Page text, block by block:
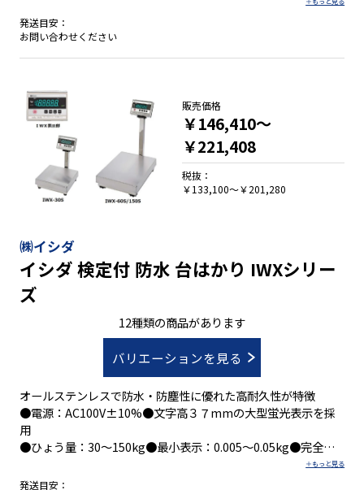
●外形寸法：W350×D460×H425㎜ 、W380×D640×H630㎜
●積載面寸法：W350×D350㎜、W380×D530㎜●取引証明用
発送目安：
お問い合わせください
㈱イシダ
イシダ 検定付 防水 台はかり IWXシリー
ズ
12種類の商品があります
バリエーションを見る
オールステンレスで防水・防塵性に優れた高耐久性が特徴
●電源：AC100V±10%●文字高３７mmの大型蛍光表示を採
用
●ひょう量：30～150kg●最小表示：0.005～0.05kg●完全防
●外形寸法：約W350×D460×H425㎜、W380×D640×H630
発送目安：
販売価格
￥146,410～
￥221,408
税抜：
￥133,100～￥201,280